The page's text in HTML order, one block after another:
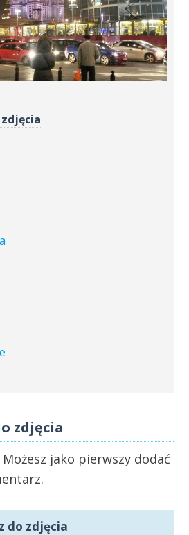
zdjęcia
jako pierwszy dodać
do zdjęcia